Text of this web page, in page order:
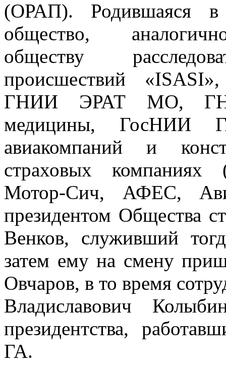
(ОРАП). Родившаяся
общество,
обществу
происшествий
ГНИИ ЭРАТ МО,
медицины,
авиакомпаний и
страховых
Мотор-Сич, АФЕС,
президентом Общества
Венков, служивший
затем ему на смену
Овчаров, в то время
Владиславович
президентства,
ГА.